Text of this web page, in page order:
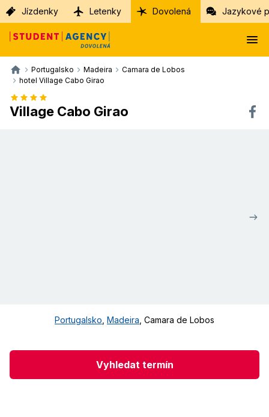
Jízdenky Letenky Dovolená Jazykové
Portugalsko Madeira
Camara de Lobos
hotel Village Cabo Girao
Village Cabo Girao
Portugalsko Madeira Camara de Lobos
Vyhledat termín